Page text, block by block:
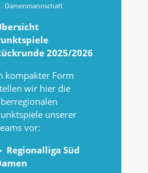
Damenmannschaft
2025/2026
kompakter Form
wir hier die
unserer
vor:
Regionalliga Süd